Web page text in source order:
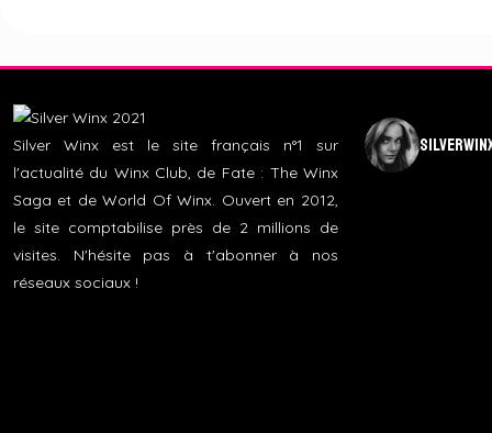
Silver Winx est le site français n°1 sur
l'actualité du Winx Club, de Fate : The Winx
Saga et de World Of Winx. Ouvert en 2012,
le site comptabilise près de 2 millions de
visites. N'hésite pas à t'abonner à nos
réseaux sociaux !